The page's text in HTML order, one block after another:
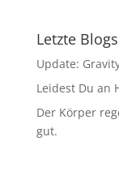
Letzte Blogs
Update:
Leidest Du an
Der Körper
gut.